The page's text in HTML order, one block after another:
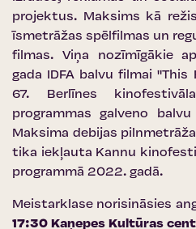
projektus. Maksims kā
īsmetrāžas spēlfilmas un
filmas. Viņa nozīmīgākie
gada IDFA balvu filmai
67. Berlīnes
programmas galveno
Maksima debijas
tika iekļauta Kannu
programmā 2022. gadā.
Meistarklase norisināsies
17:30 Kaņepes Kultūras